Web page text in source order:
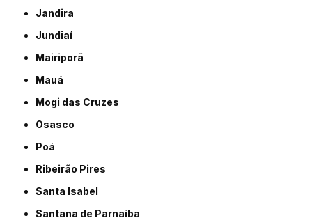
Jandira
Jundiaí
Mairiporã
Mauá
Mogi das Cruzes
Osasco
Poá
Ribeirão Pires
Santa Isabel
Santana de Parnaíba